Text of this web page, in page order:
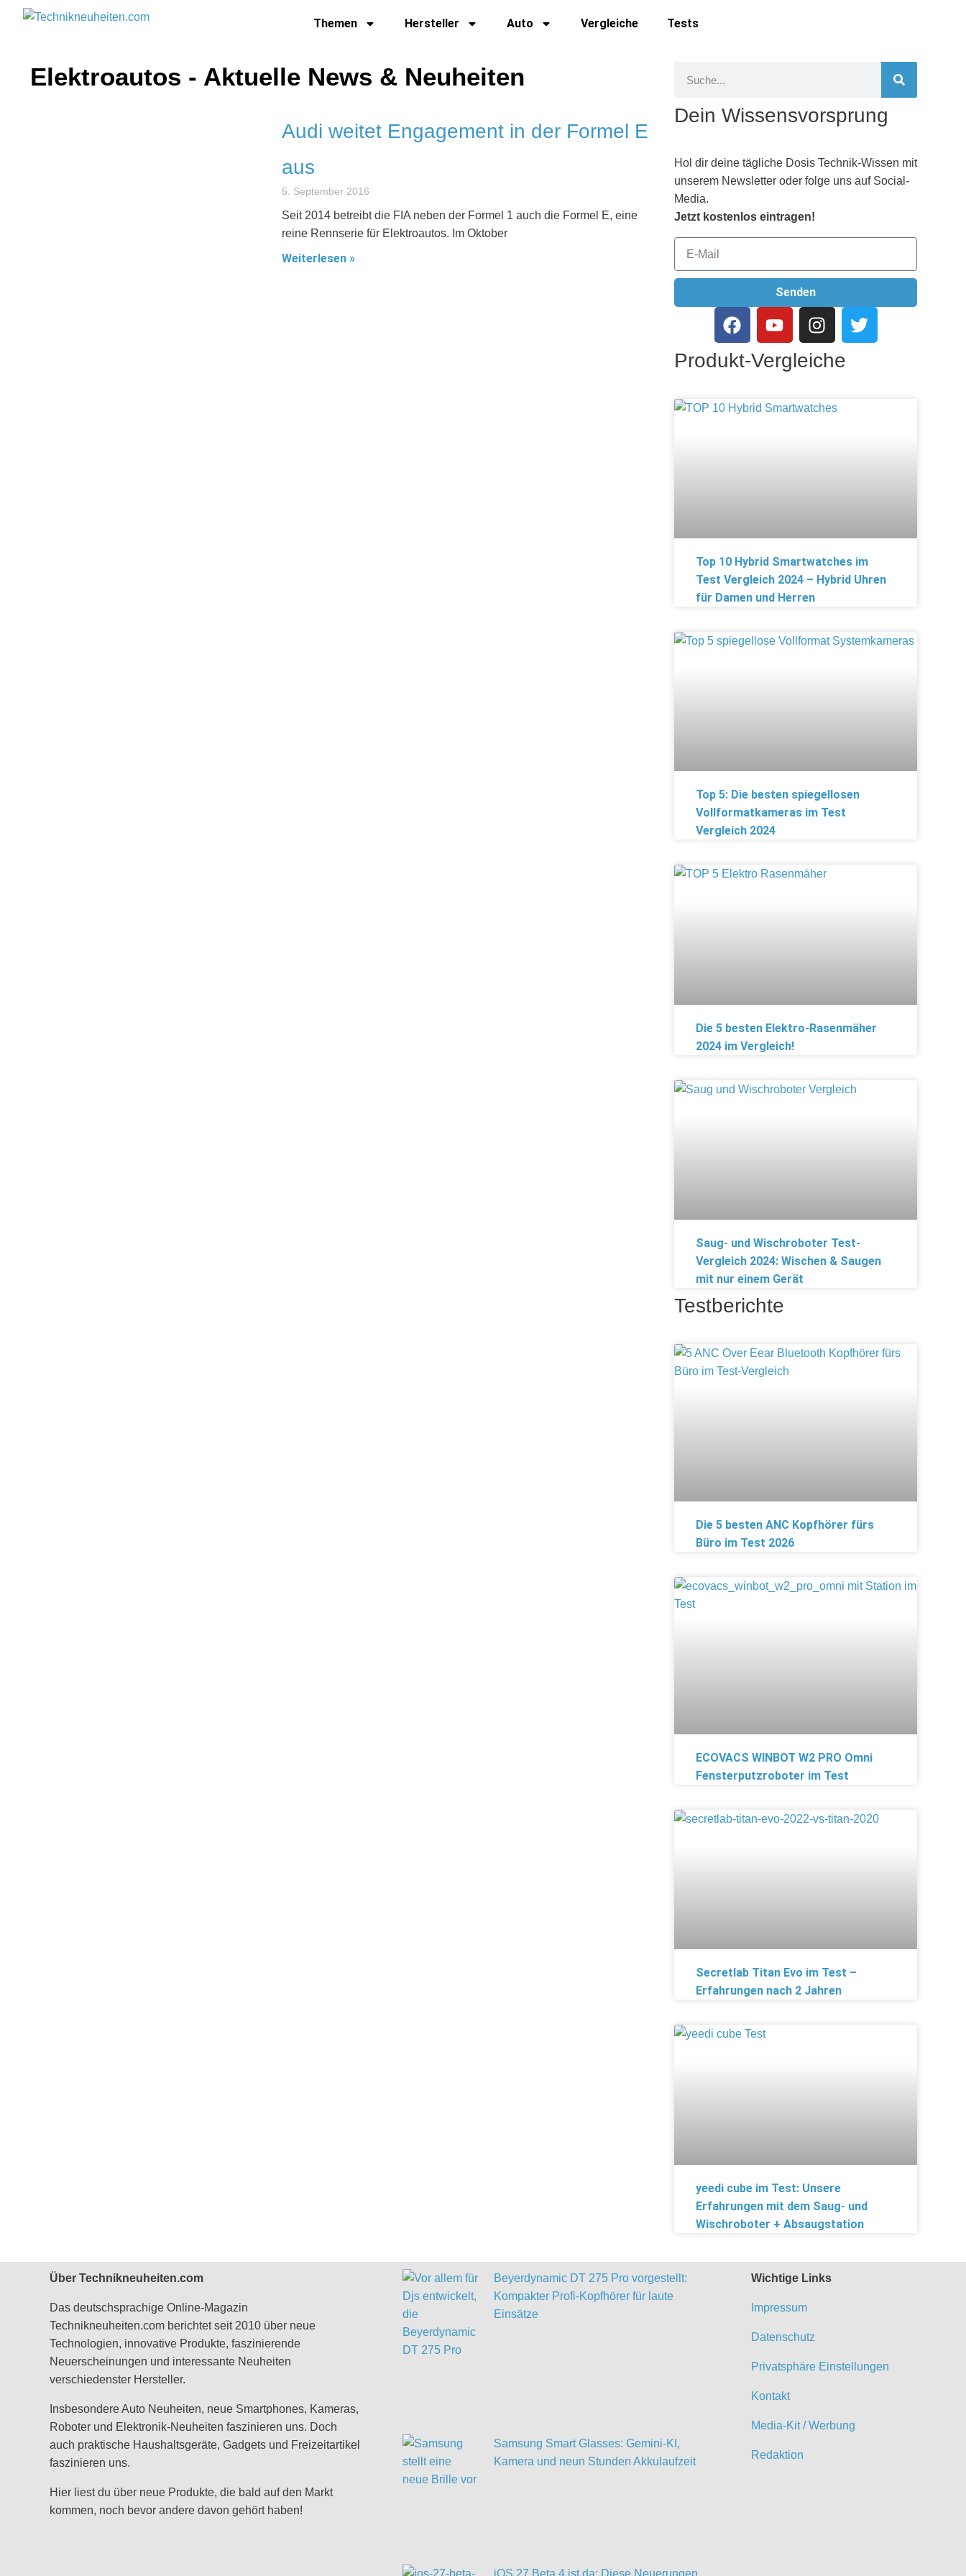
Themen Hersteller Auto Vergleiche Tests
Elektroautos - Aktuelle News & Neuheiten
Audi weitet Engagement in der Formel E
aus
5. September 2016
Seit 2014 betreibt die FIA neben der Formel 1 auch die Formel E, eine
reine Rennserie für Elektroautos. Im Oktober
Weiterlesen »
Dein Wissensvorsprung
Hol dir deine tägliche Dosis Technik-Wissen mit
unserem Newsletter oder folge uns auf Social-
Media.
Jetzt kostenlos eintragen!
Senden
Produkt-Vergleiche
Top 10 Hybrid Smartwatches im
Test Vergleich 2024 – Hybrid Uhren
für Damen und Herren
Top 5: Die besten spiegellosen
Vollformatkameras im Test
Vergleich 2024
Die 5 besten Elektro-Rasenmäher
2024 im Vergleich!
Saug- und Wischroboter Test-
Vergleich 2024: Wischen & Saugen
mit nur einem Gerät
Testberichte
Die 5 besten ANC Kopfhörer fürs
Büro im Test 2026
ECOVACS WINBOT W2 PRO Omni
Fensterputzroboter im Test
Secretlab Titan Evo im Test –
Erfahrungen nach 2 Jahren
yeedi cube im Test: Unsere
Erfahrungen mit dem Saug- und
Wischroboter + Absaugstation
Über Technikneuheiten.com
Das deutschsprachige Online-Magazin
Technikneuheiten.com berichtet seit 2010 über neue
Technologien, innovative Produkte, faszinierende
Neuerscheinungen und interessante Neuheiten
verschiedenster Hersteller.
Insbesondere Auto Neuheiten, neue Smartphones, Kameras,
Roboter und Elektronik-Neuheiten faszinieren uns. Doch
auch praktische Haushaltsgeräte, Gadgets und Freizeitartikel
faszinieren uns.
Hier liest du über neue Produkte, die bald auf den Markt
kommen, noch bevor andere davon gehört haben!
Beyerdynamic DT 275 Pro vorgestellt:
Kompakter Profi-Kopfhörer für laute
Einsätze
Samsung Smart Glasses: Gemini-KI,
Kamera und neun Stunden Akkulaufzeit
iOS 27 Beta 4 ist da: Diese Neuerungen
Wichtige Links
Impressum
Datenschutz
Privatsphäre Einstellungen
Kontakt
Media-Kit / Werbung
Redaktion